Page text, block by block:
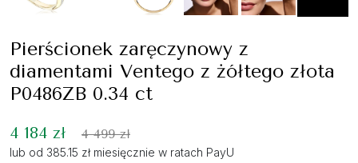
Pierścionek zaręczynowy z
diamentami Ventego z żółtego złota
P0486ZB 0.34 ct
4 184 zł 4 499 zł
lub od 385.15 zł miesięcznie w ratach PayU